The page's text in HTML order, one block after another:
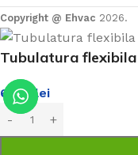
Copyright @ Ehvac 2026.
Tubulatura
65.50 lei